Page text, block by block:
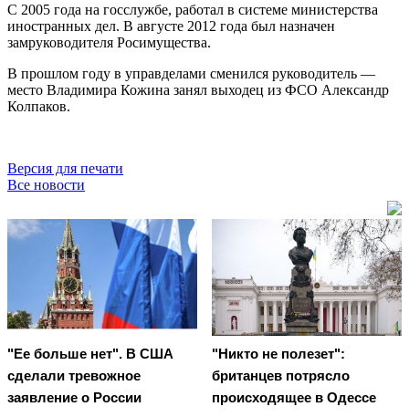
С 2005 года на госслужбе, работал в системе министерства
иностранных дел. В августе 2012 года был назначен
замруководителя Росимущества.
В прошлом году в управделами сменился руководитель —
место Владимира Кожина занял выходец из ФСО Александр
Колпаков.
Версия для печати
Все новости
"Ее больше нет". В США
сделали тревожное
заявление о России
"Никто не полезет":
британцев потрясло
происходящее в Одессе